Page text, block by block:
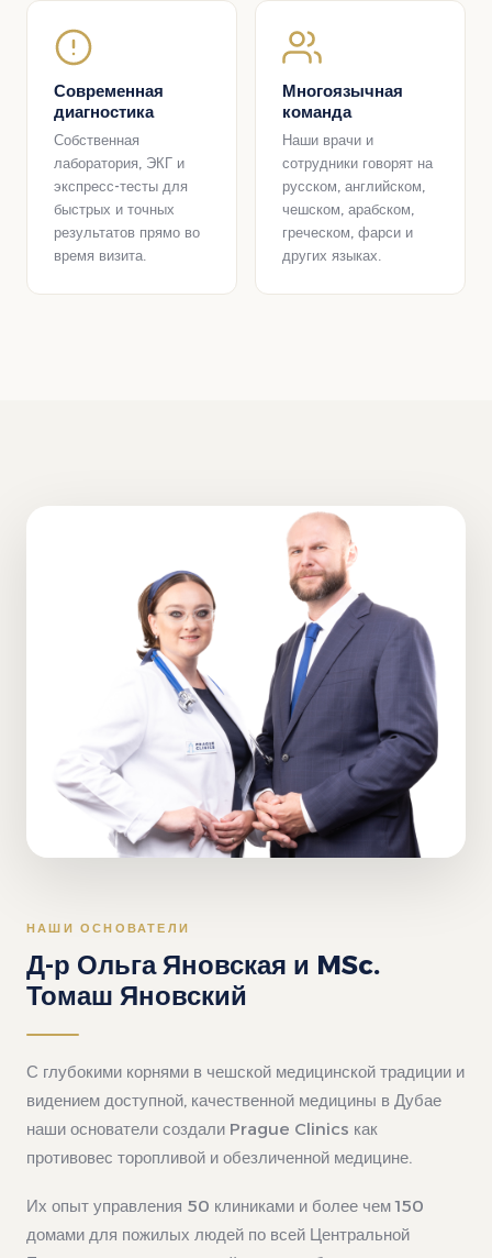
Современная
диагностика
Собственная
лаборатория, ЭКГ и
экспресс-тесты для
быстрых и точных
результатов прямо во
время визита.
Многоязычная
команда
Наши врачи и
сотрудники говорят на
русском, английском,
чешском, арабском,
греческом, фарси и
других языках.
НАШИ ОСНОВАТЕЛИ
Д-р Ольга Яновская и MSc.
Томаш Яновский
С глубокими корнями в чешской медицинской традиции и
видением доступной, качественной медицины в Дубае
наши основатели создали Prague Clinics как
противовес торопливой и обезличенной медицине.
Их опыт управления 50 клиниками и более чем 150
домами для пожилых людей по всей Центральной